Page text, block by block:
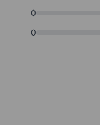
0
0